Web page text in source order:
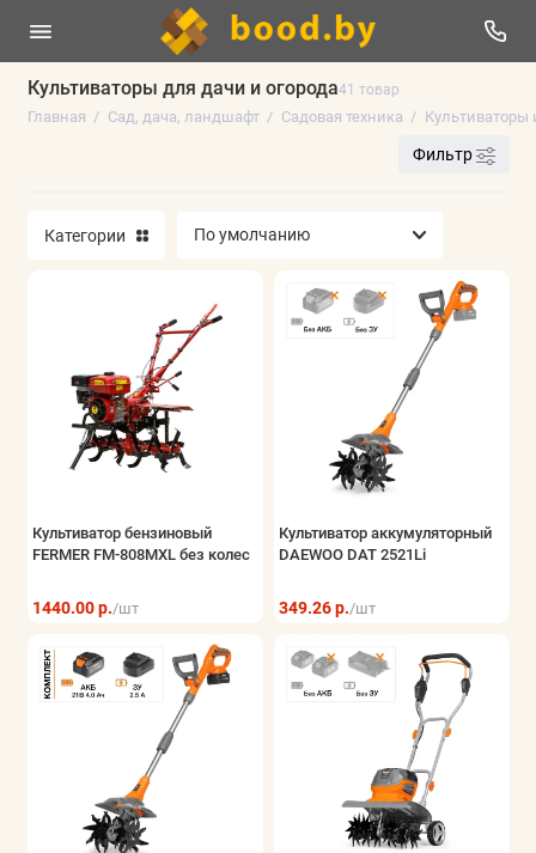
Культиваторы для дачи и огорода41 товар
Главная Сад, дача, ландшафт Садовая техника Культиваторы
Гидропонные системы выращивания
Контейнеры, плантеры и клумбы для
Мышеловки и крысоловки
Садовые мешки и компостеры
Садовая техника
Садовый инструмент
Фильтр
Категории
Культиватор бензиновый
FERMER FM-808MXL без колес
1440.00 р./шт
Культиватор аккумуляторный
DAEWOO DAT 2521Li
349.26 р./шт